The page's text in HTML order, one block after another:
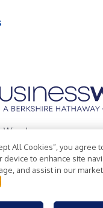
Inc.
Cookie Policy
Legal
All Cookies”, you agree
device to enhance site
and assist in our